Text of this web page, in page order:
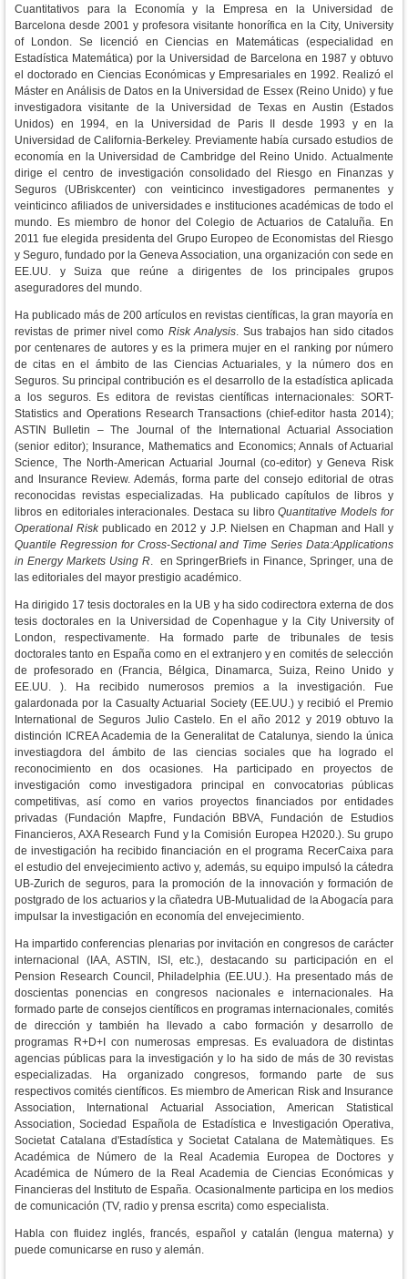
Cuantitativos para la Economía y la Empresa en la Universidad de
Barcelona desde 2001 y profesora visitante honorífica en la City, University
of London. Se licenció en Ciencias en Matemáticas (especialidad en
Estadística Matemática) por la Universidad de Barcelona en 1987 y obtuvo
el doctorado en Ciencias Económicas y Empresariales en 1992. Realizó el
Máster en Análisis de Datos en la Universidad de Essex (Reino Unido) y fue
investigadora visitante de la Universidad de Texas en Austin (Estados
Unidos) en 1994, en la Universidad de Paris II desde 1993 y en la
Universidad de California-Berkeley. Previamente había cursado estudios de
economía en la Universidad de Cambridge del Reino Unido. Actualmente
dirige el centro de investigación consolidado del Riesgo en Finanzas y
Seguros (UBriskcenter) con veinticinco investigadores permanentes y
veinticinco afiliados de universidades e instituciones académicas de todo el
mundo. Es miembro de honor del Colegio de Actuarios de Cataluña. En
2011 fue elegida presidenta del Grupo Europeo de Economistas del Riesgo
y Seguro, fundado por la Geneva Association, una organización con sede en
EE.UU. y Suiza que reúne a dirigentes de los principales grupos
aseguradores del mundo.
Ha publicado más de 200 artículos en revistas científicas, la gran mayoría en
revistas de primer nivel como Risk Analysis. Sus trabajos han sido citados
por centenares de autores y es la primera mujer en el ranking por número
de citas en el ámbito de las Ciencias Actuariales, y la número dos en
Seguros. Su principal contribución es el desarrollo de la estadística aplicada
a los seguros. Es editora de revistas científicas internacionales: SORT-
Statistics and Operations Research Transactions (chief-editor hasta 2014);
ASTIN Bulletin – The Journal of the International Actuarial Association
(senior editor); Insurance, Mathematics and Economics; Annals of Actuarial
Science, The North-American Actuarial Journal (co-editor) y Geneva Risk
and Insurance Review. Además, forma parte del consejo editorial de otras
reconocidas revistas especializadas.
Ha publicado capítulos de libros y
libros en editoriales interacionales. Destaca su libroQuantitative Models for
Operational Risk publicado en 2012 y J.P. Nielsen en Chapman and Hall y
Quantile Regression for Cross-Sectional and Time Series Data:Applications
in Energy Markets Using R. en SpringerBriefs in Finance, Springer, una de
las editoriales del mayor prestigio académico.
Ha dirigido 17 tesis doctorales en la UB y ha sido codirectora externa de dos
tesis doctorales en la Universidad de Copenhague y la City University of
London, respectivamente. Ha formado parte de tribunales de tesis
doctorales tanto en España como en el extranjero y en comités de selección
de profesorado en (Francia, Bélgica, Dinamarca, Suiza, Reino Unido y
EE.UU. ).
Ha recibido numerosos premios a la investigación. Fue
galardonada por la Casualty Actuarial Society (EE.UU.) y recibió el Premio
International de Seguros Julio Castelo. En el año 2012 y 2019 obtuvo la
distinción ICREA Academia de la Generalitat de Catalunya, siendo la única
investiagdora del ámbito de las ciencias sociales que ha logrado el
reconocimiento en dos ocasiones.
Ha participado en proyectos de
investigación como investigadora principal en convocatorias públicas
competitivas, así como en varios proyectos financiados por entidades
privadas (Fundación Mapfre, Fundación BBVA, Fundación de Estudios
Financieros, AXA Research Fund y la Comisión Europea H2020.). Su grupo
de investigación ha recibido financiación en el programa RecerCaixa para
el estudio del envejecimiento activo y, además, su equipo impulsó la cátedra
UB-Zurich de seguros, para la promoción de la innovación y formación de
postgrado de los actuarios y la cñatedra UB-Mutualidad de la Abogacía para
impulsar la investigación en economía del envejecimiento.
Ha impartido conferencias plenarias por invitación en congresos de carácter
internacional (IAA, ASTIN, ISI, etc.), destacando su participación en el
Pension Research Council, Philadelphia (EE.UU.). Ha presentado más de
doscientas ponencias en congresos nacionales e internacionales. Ha
formado parte de consejos científicos en programas internacionales, comités
de dirección y también ha llevado a cabo formación y desarrollo de
programas R+D+I con numerosas empresas. Es evaluadora de distintas
agencias públicas para la investigación y lo ha sido de más de 30 revistas
especializadas. Ha organizado congresos, formando parte de sus
respectivos comités científicos. Es miembro de American Risk and Insurance
Association, International Actuarial Association, American Statistical
Association, Sociedad Española de Estadística e Investigación Operativa,
Societat Catalana d'Estadística y Societat Catalana de Matemàtiques. Es
Académica de Número de la Real Academia Europea de Doctores y
Académica de Número de la Real Academia de Ciencias Económicas y
Financieras del Instituto de España. Ocasionalmente participa en los medios
de comunicación (TV, radio y prensa escrita) como especialista.
Habla con fluidez inglés, francés, español y catalán (lengua materna) y
puede comunicarse en ruso y alemán.